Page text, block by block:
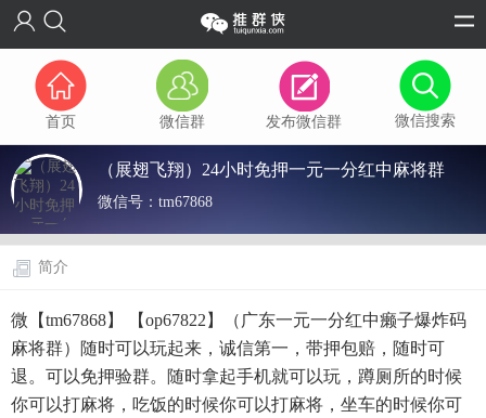
首页 微信群 发布微信群 微信搜索
（展翅飞翔）24小时免押一元一分红中麻将群
微信号： tm67868
简介
微【tm67868】 【op67822】（广东一元一分红中癞子爆炸码
麻将群）随时可以玩起来，诚信第一，带押包赔，随时可
退。可以免押验群。随时拿起手机就可以玩，蹲厕所的时候
你可以打麻将，吃饭的时候你可以打麻将，坐车的时候你可